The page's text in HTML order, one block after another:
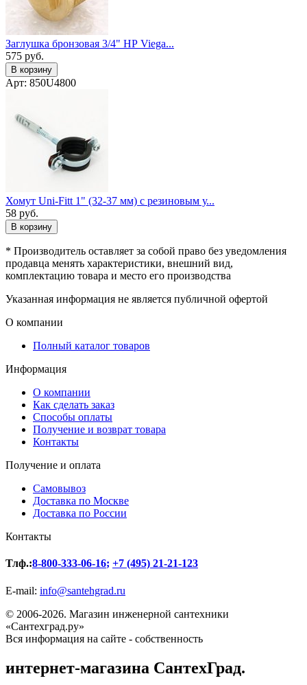
Заглушка бронзовая 3/4" НР Viega...
575 руб.
В корзину
Арт: 850U4800
Хомут Uni-Fitt 1" (32-37 мм) с резиновым у...
58 руб.
В корзину
* Производитель оставляет за собой право без уведомления
продавца менять характеристики, внешний вид,
комплектацию товара и место его производства
Указанная информация не является публичной офертой
О компании
Полный каталог товаров
Информация
О компании
Как сделать заказ
Способы оплаты
Получение и возврат товара
Контакты
Получение и оплата
Самовывоз
Доставка по Москве
Доставка по России
Контакты
Тлф.:8-800-333-06-16; +7 (495) 21-21-123
E-mail: info@santehgrad.ru
© 2006-2026. Магазин инженерной сантехники
«Сантехград.ру»
Вся информация на сайте - собственность
интернет-магазина СантехГрад.